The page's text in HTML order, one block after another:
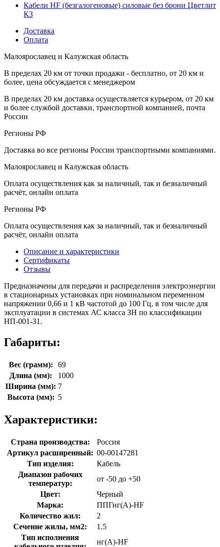
Кабели HF (безгалогеновые) силовые без брони Цветлит
КЗ
Доставка
Оплата
Малоярославец и Калужская область
В пределах 20 км от точки продажи - бесплатно, от 20 км и
более, цена обсуждается с менеджером
В пределах 20 км доставка осуществляется курьером, от 20 км
и более службой доставки, транспортной компанией, почта
России
Регионы РФ
Доставка во все регионы России транспортными компаниями.
Малоярославец и Калужская область
Оплата осуществления как за наличный, так и безналичный
расчёт, онлайн оплата
Регионы РФ
Оплата осуществления как за наличный, так и безналичный
расчёт, онлайн оплата
Описание и характеристики
Сертификаты
Отзывы
Предназначены для передачи и распределения электроэнергии
в стационарных установках при номинальном переменном
напряжении 0,66 и 1 кВ частотой до 100 Гц, в том числе для
эксплуатации в системах АС класса ЗН по классификации
НП-001-31.
Габариты:
Вес (грамм):
69
Длина (мм):
1000
Ширина (мм): 7
Высота (мм): 5
Характеристики:
Страна производства:
Россия
Артикул расширенный: 00-00147281
Тип изделия:
Кабель
Диапазон рабочих
температур:
от -50 до +50
Цвет:
Черный
Марка:
ППГнг(A)-HF
Количество жил:
2
Сечение жилы, мм2:
1.5
Тип исполнения
нг(A)-HF